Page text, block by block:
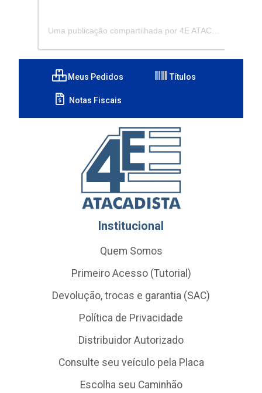
Meus Pedidos Títulos
Notas Fiscais
Institucional
Quem Somos
Primeiro Acesso (Tutorial)
Devolução, trocas e garantia (SAC)
Política de Privacidade
Distribuidor Autorizado
Consulte seu veículo pela Placa
Escolha seu Caminhão